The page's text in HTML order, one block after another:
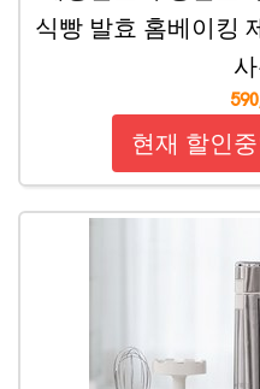
식빵 발효 홈베이킹
현재 할인